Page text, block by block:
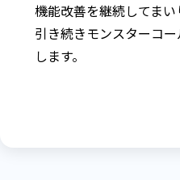
機能改善を継続してまい
引き続きモンスターコ
します。